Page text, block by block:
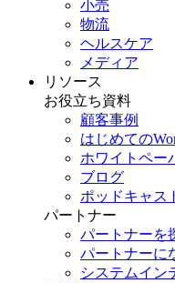
小売
物流
ヘルスケア
メディア
リソース
お役立ち資料
顧客事例
はじめての
ホワイトペー
ブログ
ポッドキャス
パートナー
パートナーを
パートナー
システムイン